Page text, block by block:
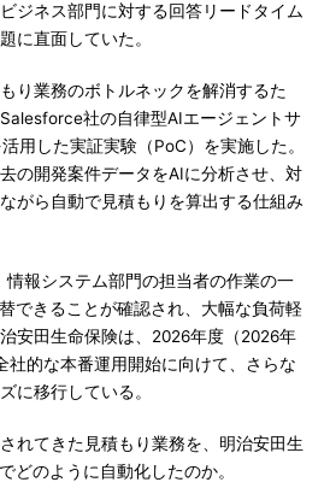
ジネス部門に対する回答リードタイム
に直面していた。
り業務のボトルネックを解消するた
社の自律型AIエージェントサ
用した実証実験（PoC）を実施した。
の開発案件データをAIに分析させ、対
がら自動で見積もりを算出する仕組み
報システム部門の担当者の作業の一
できることが確認され、大幅な負荷軽
安田生命保険は、2026年度（2026年
的な本番運用開始に向けて、さらな
に移行している。
れてきた見積もり業務を、明治安田生
どのように自動化したのか。